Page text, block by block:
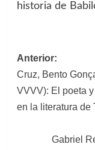
historia de
de
entradas
Anterior:
Cruz, Bento
VVVV): El poeta
en la literatura de
Gabriel